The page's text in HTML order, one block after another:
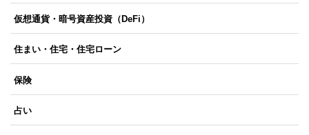
仮想通貨・暗号資産投資（DeFi）
住まい・住宅・住宅ローン
保険
占い